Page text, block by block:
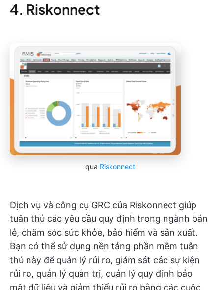
4. Riskonnect
qua Riskonnect
Dịch vụ và công cụ GRC của Riskonnect giúp
tuân thủ các yêu cầu quy định trong ngành bán
lẻ, chăm sóc sức khỏe, bảo hiểm và sản xuất.
Bạn có thể sử dụng nền tảng phần mềm tuân
thủ này để quản lý rủi ro, giám sát các sự kiện
rủi ro, quản lý quản trị, quản lý quy định bảo
mật dữ liệu và giảm thiểu rủi ro bằng các cuộc